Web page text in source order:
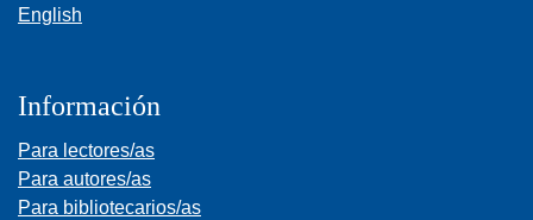
English
Información
Para lectores/as
Para autores/as
Para bibliotecarios/as